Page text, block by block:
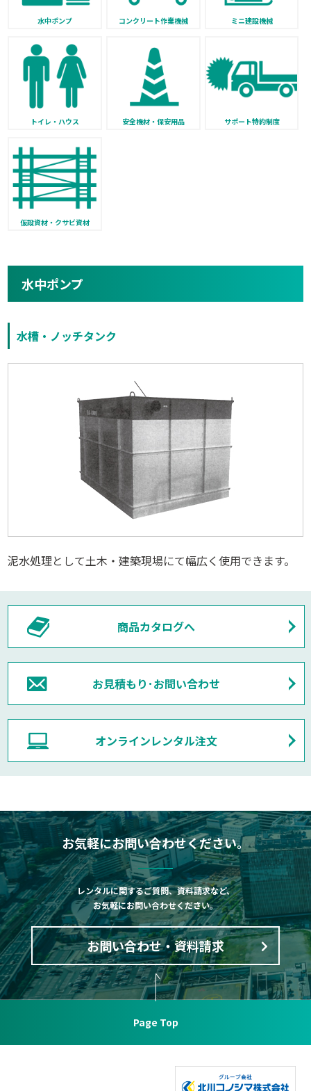
水中ポンプ コンクリート作業機械 ミニ建設機械
トイレ・ハウス 安全機材・保安用品 サポート特約制度
仮設資材・クサビ資材
水中ポンプ
水槽・ノッチタンク
泥水処理として土木・建築現場にて幅広く使用できます。
商品カタログへ
お見積もり･お問い合わせ
オンラインレンタル注文
お気軽にお問い合わせください。
レンタルに関するご質問、資料請求など、
お気軽にお問い合わせください。
お問い合わせ・資料請求
Page Top